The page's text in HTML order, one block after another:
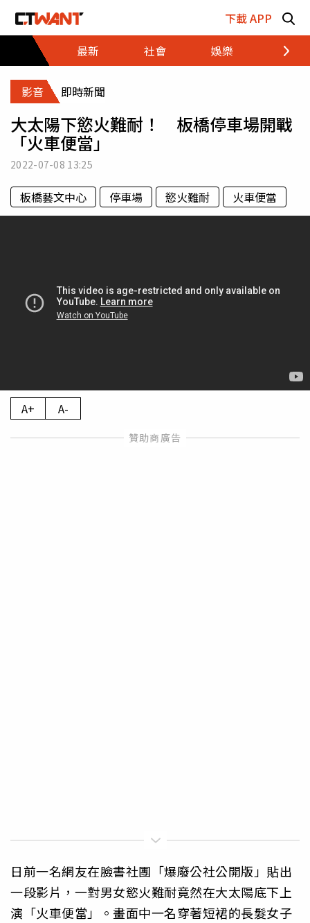
下載 APP
最新
社會 娛樂 財經
影音 即時新聞
大太陽下慾火難耐！ 板橋停車場開戰
「火車便當」
2022-07-08 13:25
板橋藝文中心 停車場 慾火難耐 火車便當
A+ A-
日前一名網友在臉書社團「爆廢公社公開版」貼出
一段影片，一對男女慾火難耐竟然在大太陽底下上
演「火車便當」。畫面中一名穿著短裙的長髮女子